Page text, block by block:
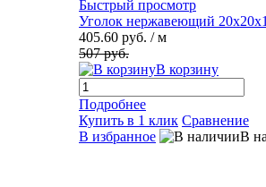
Быстрый просмотр
Уголок нержавеющий
405.60 руб. / м
507 руб.
В корзину
Подробнее
Купить в 1 клик Сравнение
В избранное
В